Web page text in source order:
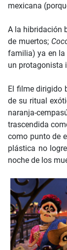
mexicana
A la hibridación
de muertos;
familia) ya en la
un protagonista
El filme dirigido
de su ritual
naranja-
trascendida
como punto de
plástica no
noche de los